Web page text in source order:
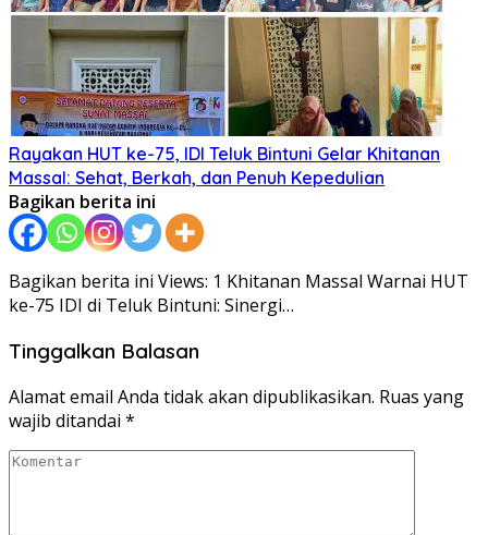
Rayakan HUT ke-75, IDI Teluk Bintuni Gelar Khitanan
Massal: Sehat, Berkah, dan Penuh Kepedulian
Bagikan berita ini
Bagikan berita ini Views: 1 Khitanan Massal Warnai HUT
ke-75 IDI di Teluk Bintuni: Sinergi…
Tinggalkan Balasan
Alamat email Anda tidak akan dipublikasikan. Ruas yang
wajib ditandai *